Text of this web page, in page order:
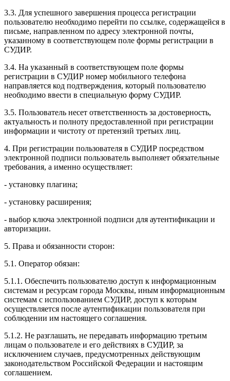
3.3. Для успешного завершения процесса регистрации
пользователю необходимо перейти по ссылке, содержащейся в
письме, направленном по адресу электронной почты,
указанному в соответствующем поле формы регистрации в
СУДИР.
3.4. На указанный в соответствующем поле формы
регистрации в СУДИР номер мобильного телефона
направляется код подтверждения, который пользователю
необходимо ввести в специальную форму СУДИР.
3.5. Пользователь несет ответственность за достоверность,
актуальность и полноту предоставленной при регистрации
информации и чистоту от претензий третьих лиц.
4. При регистрации пользователя в СУДИР посредством
электронной подписи пользователь выполняет обязательные
требования, а именно осуществляет:
- установку плагина;
- установку расширения;
- выбор ключа электронной подписи для аутентификации и
авторизации.
5. Права и обязанности сторон:
5.1. Оператор обязан:
5.1.1. Обеспечить пользователю доступ к информационным
системам и ресурсам города Москвы, иным информационным
системам с использованием СУДИР, доступ к которым
осуществляется после аутентификации пользователя при
соблюдении им настоящего соглашения.
5.1.2. Не разглашать, не передавать информацию третьим
лицам о пользователе и его действиях в СУДИР, за
исключением случаев, предусмотренных действующим
законодательством Российской Федерации и настоящим
соглашением.